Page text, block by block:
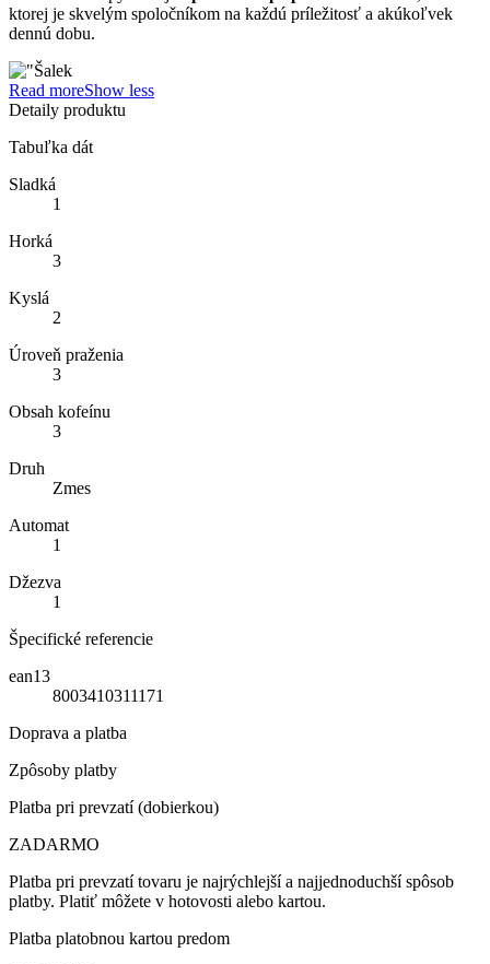
ktorej je skvelým spoločníkom na každú príležitosť a akúkoľvek
dennú dobu.
Read moreShow less
Detaily produktu
Tabuľka dát
Sladká
1
Horká
3
Kyslá
2
Úroveň praženia
3
Obsah kofeínu
3
Druh
Zmes
Automat
1
Džezva
1
Špecifické referencie
ean13
8003410311171
Doprava a platba
Zpôsoby platby
Platba pri prevzatí (dobierkou)
ZADARMO
Platba pri prevzatí tovaru je najrýchlejší a najjednoduchší spôsob
platby. Platiť môžete v hotovosti alebo kartou.
Platba platobnou kartou predom